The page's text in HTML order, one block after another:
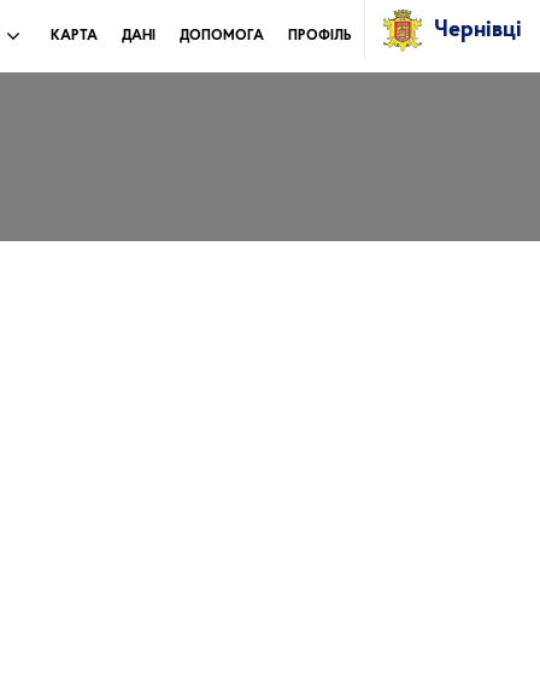
КАРТА ДАНІ ДОПОМОГА ПРОФІЛЬ Чернівці